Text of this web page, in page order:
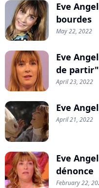
Eve
bourdes
May 22, 2022
Eve
de partir"
April 23, 2022
Eve
April 21, 2022
Eve
dénonce
February 22,